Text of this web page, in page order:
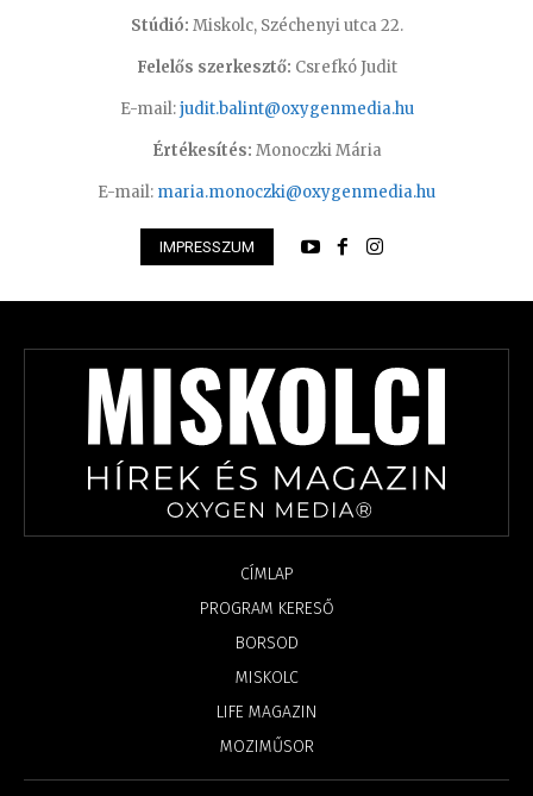
Stúdió: Miskolc, Széchenyi utca 22.
Felelős szerkesztő: Csrefkó Judit
E-mail:judit.balint@oxygenmedia.hu
Értékesítés: Monoczki Mária
E-mail: maria.monoczki@oxygenmedia.hu
IMPRESSZUM
CÍMLAP
PROGRAM KERESŐ
BORSOD
MISKOLC
LIFE MAGAZIN
MOZIMŰSOR